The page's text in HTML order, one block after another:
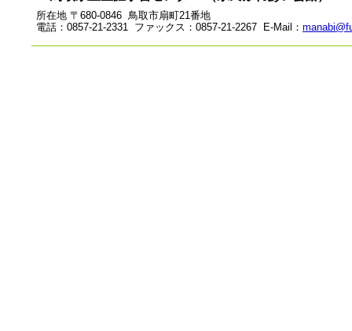
所在地 〒680-0846 鳥取市扇町21番地
電話：0857-21-2331 ファックス：0857-21-2267 E-Mail：